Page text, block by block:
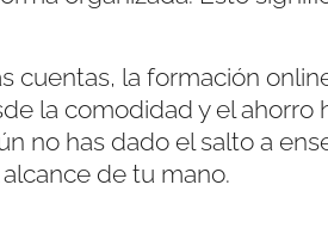
cuentas, la formación
la comodidad y el ahorro
no has dado el salto a
de tu mano.